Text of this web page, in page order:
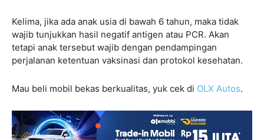
Kelima, jika ada anak usia di bawah 6 tahun, maka tidak
wajib tunjukkan hasil negatif antigen atau PCR. Akan
tetapi anak tersebut wajib dengan pendampingan
perjalanan ketentuan vaksinasi dan protokol kesehatan.
Mau beli mobil bekas berkualitas, yuk cek di OLX Autos.